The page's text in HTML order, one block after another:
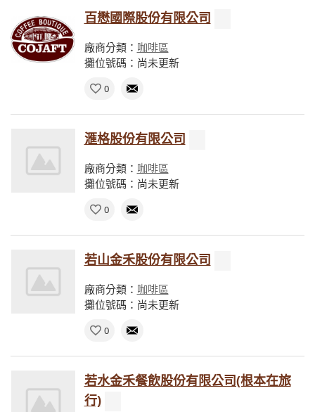
百懋國際股份有限公司
廠商分類： 咖啡區
攤位號碼：尚未更新
0
滙格股份有限公司
廠商分類： 咖啡區
攤位號碼：尚未更新
0
若山金禾股份有限公司
廠商分類： 咖啡區
攤位號碼：尚未更新
0
若水金禾餐飲股份有限公司(根本在旅
行)